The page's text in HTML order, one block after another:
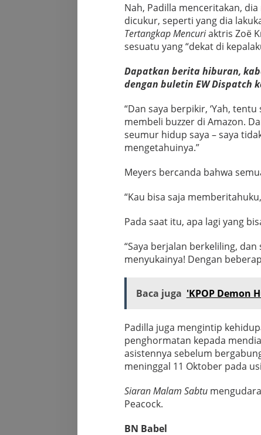
Nah, Padilla menceritakan,
dicukur, seperti yang dia
Tertangkap Mencuriaktris Zoë
sesuatu yang “dekat di
Dapatkan berita hiburan,
dengan buletin EW Dispatch
“Dan saya berpikir, ‘Yah, tentu
membeli buzzer di Amazon.
seumur hidup saya – saya
mengetahuinya.”
Meyers bercanda bahwa
“Kau bisa saja
Pada saat itu, apa lagi yang
“Saya berjalan berkeliling, dan
menyukainya! Dengan
Baca juga 'KPOP Demon
Padilla juga mengintip
penghormatan kepada
asistennya sebelum
meninggal 11 Oktober pada
Siaran Malam Sabtu
Peacock.
BN Babel